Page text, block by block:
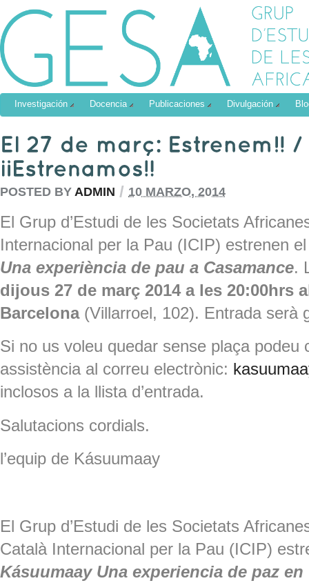
Investigación Docencia Publicaciones Divulgación
POSTED BY ADMIN / 10 MARZO, 2014
El Grup d’Estudi de les Societats
Internacional per la Pau (ICIP) estrenen
Una experiència de pau a Casamance.
dijous 27 de març 2014 a les 20:00hrs
Barcelona(Villarroel, 102). Entrada serà
Si no us voleu quedar sense plaça podeu
assistència al correu electrònic:
inclosos a la llista d’entrada.
Salutacions cordials.
l’equip de Kásuumaay
El Grup d’Estudi de les Societats
Català Internacional per la Pau (ICIP)
Kásuumaay Una experiencia de paz en